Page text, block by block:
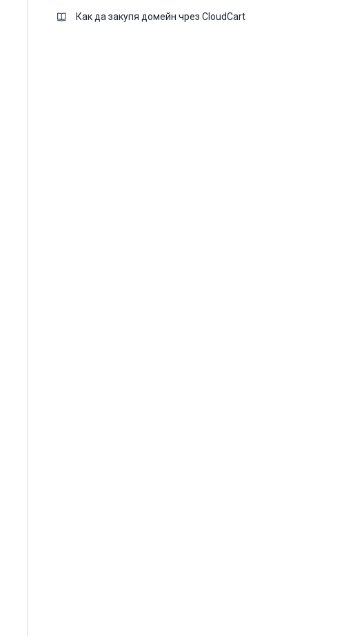
Как да закупя домейн чрез CloudCart